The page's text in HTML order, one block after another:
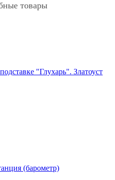
товары
"Глухарь". Златоуст
(барометр)